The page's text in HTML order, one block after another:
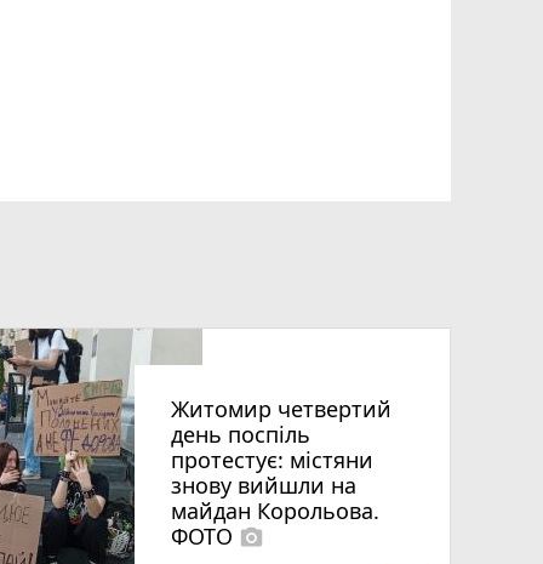
Житомир четвертий
день поспіль
протестує: містяни
знову вийшли на
майдан Корольова.
ФОТО photo_camera